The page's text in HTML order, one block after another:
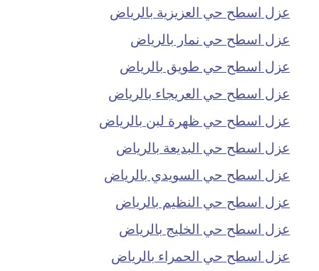
عزل اسطح حي العزيزية بالرياض
عزل اسطح حي نمار بالرياض
عزل اسطح حي طويق بالرياض
عزل اسطح حي العريجاء بالرياض
عزل اسطح حي ظهرة لبن بالرياض
عزل اسطح حي البديعة بالرياض
عزل اسطح حي السويدي بالرياض
عزل اسطح حي النظيم بالرياض
عزل اسطح حي الخليج بالرياض
عزل اسطح حي الحمراء بالرياض